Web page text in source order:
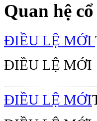
Quan hệ
ĐIỀU LỆ MỚI
ĐIỀU LỆ MỚI
ĐIỀU LỆ MỚI